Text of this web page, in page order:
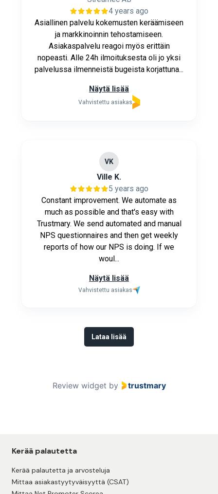
4 years ago
Asiallinen palvelu kokemusten keräämiseen
ja markkinoinnin tehostamiseen.
Asiakaspalvelu reagoi myös erittäin
nopeasti. Alle 24h ilmoituksesta oli jo yksi
palvelussa ilmenneistä bugeista korjattuna...
Näytä lisää
Vahvistettu asiakas
VK
Ville K.
5 years ago
Constant improvement. We automate as
much as possible and that's easy with
Trustmary. We send automated and manual
NPS questionnaires and then get weekly
reports of how our NPS is doing. If we
woul...
Näytä lisää
Vahvistettu asiakas
Lataa lisää
Review widget by trustmary
Kerää palautetta
Kerää palautetta ja arvosteluja
Mittaa asiakastyytyväisyyttä (CSAT)